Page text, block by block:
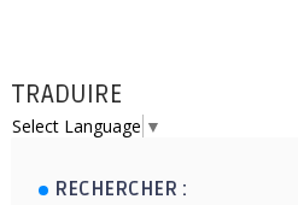
TRADUIRE
Select Language ▼
RECHERCHER :